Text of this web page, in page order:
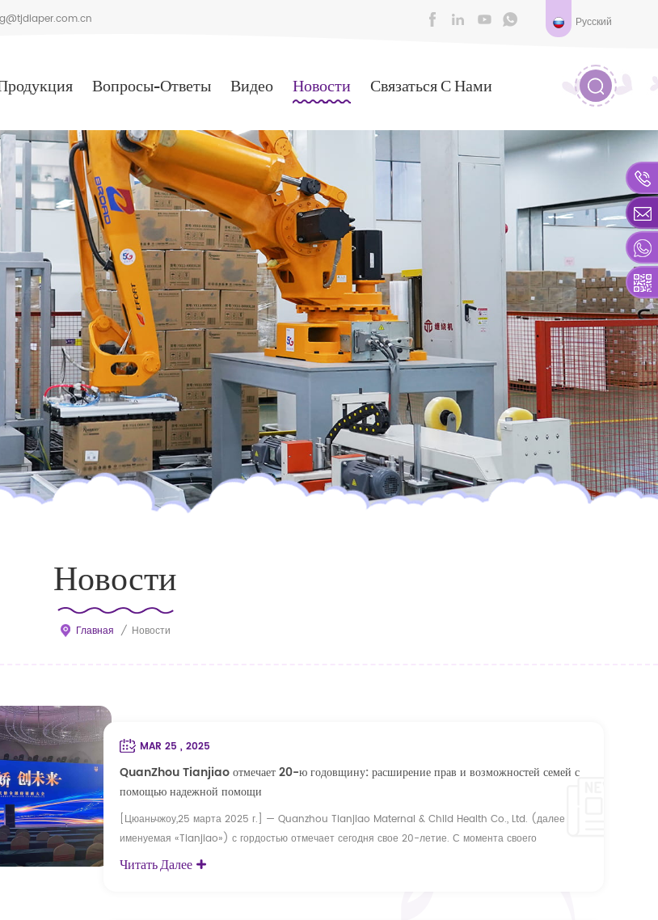
Русский
Вопросы-Ответы Видео Новости Связаться С Нами
Новости
Главная / Новости
MAR 25 , 2025
QuanZhou Tianjiao отмечает 20-ю годовщину: расширение прав и возможностей семей с
помощью надежной помощи
[Цюаньчжоу,25 марта 2025 г.] — Quanzhou Tianjiao Maternal & Child Health Co., Ltd. (далее
именуемая «Tianjiao») с гордостью отмечает сегодня свое 20-летие. С момента своего
основания в 2005 году компания посвятила себя предоставлению безопасных и инновационных
Читать Далее